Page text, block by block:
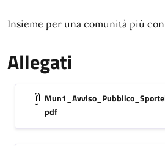
Insieme per una comunità più
Allegati
pdf